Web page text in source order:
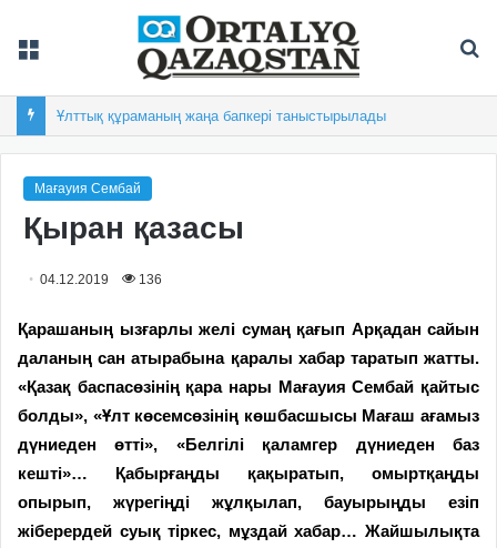
Ұлттық құраманың жаңа бапкері таныстырылады
Мағауия Сембай
Қыран қазасы
04.12.2019 136
Қарашаның ызғарлы желі сумаң қағып Арқадан сайын
даланың сан атырабына қаралы хабар таратып жатты.
«Қазақ баспасөзінің қара нары Мағауия Сембай қайтыс
болды», «Ұлт көсемсөзінің көшбасшысы Мағаш ағамыз
дүниеден өтті», «Белгілі қаламгер дүниеден баз
кешті»… Қабырғаңды қақыратып, омыртқаңды
опырып, жүрегіңді жұлқылап, бауырыңды езіп
жіберердей суық тіркес, мұздай хабар… Жайшылықта